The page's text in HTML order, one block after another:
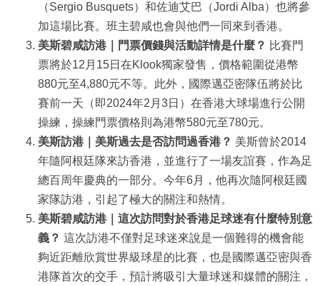
（Sergio Busquets）和佐迪艾巴（Jordi Alba）也將參
加這場比賽。班主碧咸也會與他們一同來到香港。
美斯碧咸訪港｜門票價錢與活動詳情是什麼？ 比賽門
票將於12月15日在Klook獨家發售，價格範圍從港幣
880元至4,880元不等。此外，國際邁亞密隊伍將於比
賽前一天（即2024年2月3日）在香港大球場進行公開
操練，操練門票價格則為港幣580元至780元。
美斯訪港｜美斯過去是否訪問過香港？ 美斯曾於2014
年隨阿根廷隊來訪香港，並進行了一場友誼賽，作為足
總百周年慶典的一部分。今年6月，他再次隨阿根廷國
家隊訪港，引起了極大的關注和熱情。
美斯碧咸訪港｜這次訪問對於香港足球迷有什麼特別意
義？ 這次訪港不僅對足球迷來說是一個難得的機會能
夠近距離欣賞世界級球星的比賽，也是國際邁亞密與香
港隊首次的交手，預計將吸引大量球迷和媒體的關注，